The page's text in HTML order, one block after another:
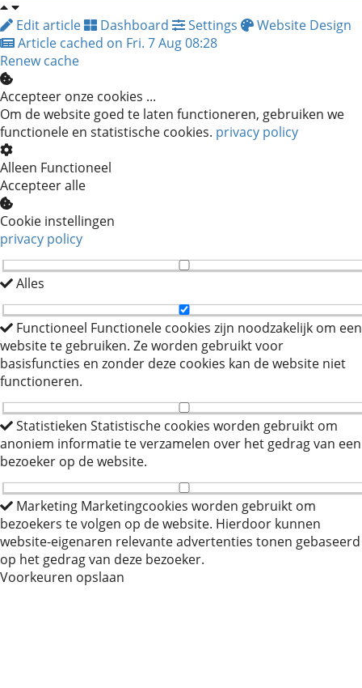
Edit article
Dashboard Settings
Website Design
Article cached on Fri. 7 Aug 08:28
Renew cache
Accepteer onze cookies ...
Om de website goed te laten functioneren, gebruiken we
functionele en statistische cookies. privacy policy
Alleen Functioneel
Accepteer alle
Cookie instellingen
privacy policy
Alles
Functioneel Functionele cookies zijn noodzakelijk om een
website te gebruiken. Ze worden gebruikt voor
basisfuncties en zonder deze cookies kan de website niet
functioneren.
Statistieken Statistische cookies worden gebruikt om
anoniem informatie te verzamelen over het gedrag van een
bezoeker op de website.
Marketing Marketingcookies worden gebruikt om
bezoekers te volgen op de website. Hierdoor kunnen
website-eigenaren relevante advertenties tonen gebaseerd
op het gedrag van deze bezoeker.
Voorkeuren opslaan